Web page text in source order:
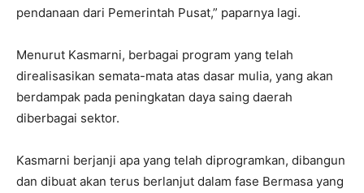
pendanaan dari Pemerintah Pusat,” paparnya lagi.
Menurut Kasmarni, berbagai program yang telah
direalisasikan semata-mata atas dasar mulia, yang akan
berdampak pada peningkatan daya saing daerah
diberbagai sektor.
Kasmarni berjanji apa yang telah diprogramkan, dibangun
dan dibuat akan terus berlanjut dalam fase Bermasa yang